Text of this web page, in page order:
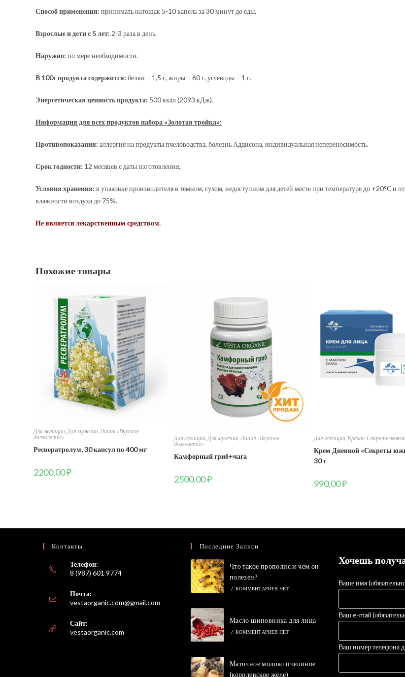
Способ применения: принимать натощак 5-10 капель за 30 минут до еды.
Взрослые и дети с 5 лет: 2-3 раза в день.
Наружно: по мере необходимости.
В 100г продукта содержится: белки – 1,5 г, жиры – 60 г, углеводы – 1 г.
Энергетическая ценность продукта: 500 ккал (2093 кДж).
Информация для всех продуктов набора «Золотая тройка»:
Противопоказания: аллергия на продукты пчеловодства, болезнь Аддисона, индивидуальная непереносимость.
Срок годности: 12 месяцев с даты изготовления.
Условия хранения: в упаковке производителя в темном, сухом, недоступном для детей месте при температуре до +20°С и
влажности воздуха до 75%.
Не является лекарственным средством.
Похожие товары
Для женщин Для мужчин ,Линия «Вкусное
долголетиe»
Ресвератролум, 30 капсул по 400 мг
2200,00₽
Для женщин, Для мужчин, Линия «Вкусное
долголетиe»
Камфорный гриб+чага
2500,00₽
Для женщин, Кремы, Секреты
Крем Дневной «Секреты
30 г
990,00₽
Контакты
Телефон:
8 (987) 601 9774
Почта:
vestaorganic.com@gmail.com
приложении
Сайт:
vestaorganic.com
Последние Записи
Что такое прополис и чем он
полезен?
/ КОММЕНТАРИЕВ НЕТ
Масло шиповника для лица
/ КОММЕНТАРИЕВ НЕТ
Маточное молоко пчелиное
(королевское желе)
Хочешь
Ваше имя
Ваш e-mail
Ваш номер телефона